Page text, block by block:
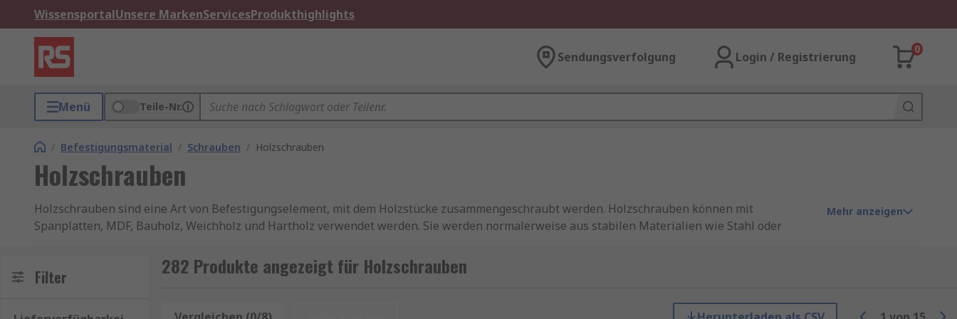
WissensportalUnsere MarkenServicesProdukthighlights
Sendungsverfolgung Login / Registrierung
0
Menü Teile-Nr.
/ Befestigungsmaterial / Schrauben / Holzschrauben
Holzschrauben
Holzschrauben sind eine Art von Befestigungselement, mit dem Holzstücke zusammengeschraubt werden. Holzschrauben können mit
Spanplatten, MDF, Bauholz, Weichholz und Hartholz verwendet werden. Sie werden normalerweise aus stabilen Materialien wie Stahl oder
verzinkt oder gelb passiviert, um Korrosion zu verhindern.
Manchmal muss zuerst ein kleine Bohrung (auch als Kernloch bezeichnet) in das Holz gebohrt werden, um die korrekte Position der Schraube zu
Mehr anzeigen
Filter 282 Produkte angezeigt für Holzschrauben